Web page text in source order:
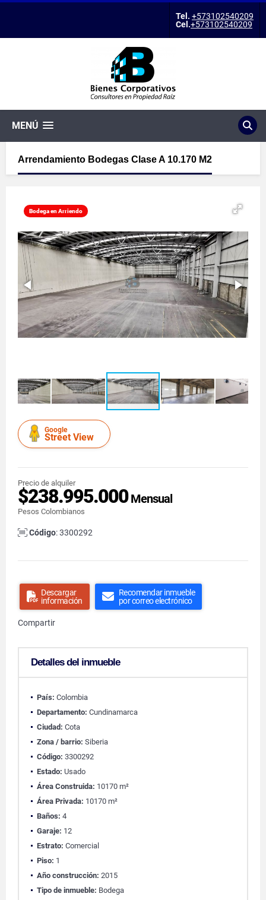
Tel. +573102540209
Cel.+573102540209
MENÚ
Arrendamiento Bodegas Clase A 10.170 M2
Bodega en Arriendo
Google
Street View
Precio de alquiler
$238.995.000Mensual
Pesos Colombianos
Código: 3300292
Descargar
información
Recomendar inmueble
por correo electrónico
Compartir
Detalles del inmueble
País: Colombia
Departamento: Cundinamarca
Ciudad: Cota
Zona / barrio: Siberia
Código: 3300292
Estado: Usado
Área Construida: 10170 m²
Área Privada: 10170 m²
Baños: 4
Garaje: 12
Estrato: Comercial
Piso: 1
Año construcción: 2015
Tipo de inmueble: Bodega